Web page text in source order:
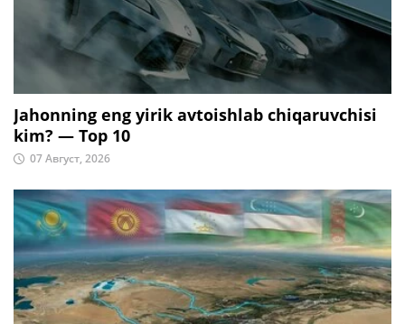
Jahonning eng yirik avtoishlab chiqaruvchisi
kim? — Top 10
07 Август, 2026